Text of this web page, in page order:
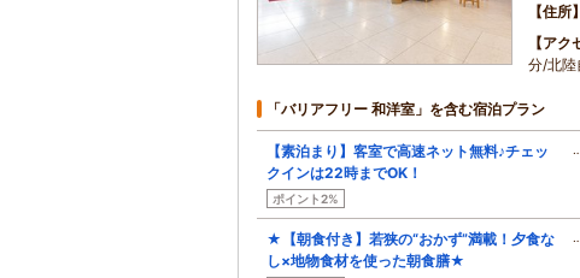
住所
アク
分/北陸
「バリアフリー 和洋室」を含む宿泊プラン
【素泊まり】客室で高速ネット無料♪チェッ
クインは22時までOK！
ポイント2%
★【朝食付き】若狭の“おかず”満載！夕食な
し×地物食材を使った朝食膳★